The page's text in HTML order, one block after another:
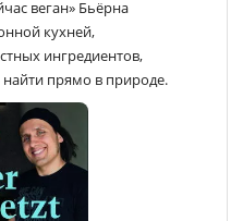
веган» Бьёрна
кухней,
ингредиентов,
прямо в природе.